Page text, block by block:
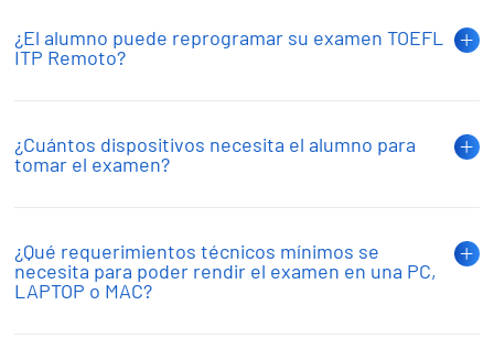
¿El alumno puede reprogramar su examen TOEFL
ITP Remoto?
¿Cuántos dispositivos necesita el alumno para
tomar el examen?
¿Qué requerimientos técnicos mínimos se
necesita para poder rendir el examen en una PC,
LAPTOP o MAC?